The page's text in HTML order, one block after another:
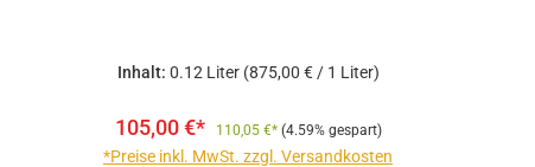
Inhalt: 0.12 Liter (875,00 € / 1 Liter)
105,00 €* 110,05 €* (4.59% gespart)
*Preise inkl. MwSt. zzgl. Versandkosten